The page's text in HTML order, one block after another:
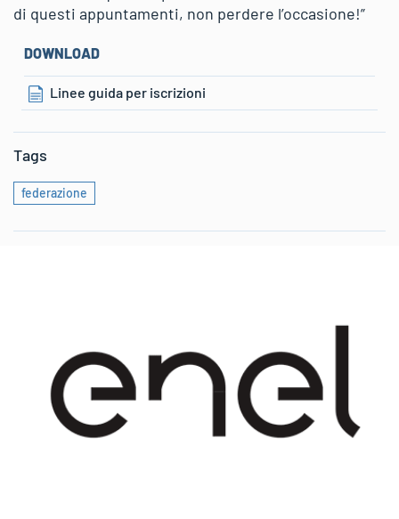
di questi appuntamenti, non perdere l’occasione!”
DOWNLOAD
Linee guida per iscrizioni
Tags
federazione